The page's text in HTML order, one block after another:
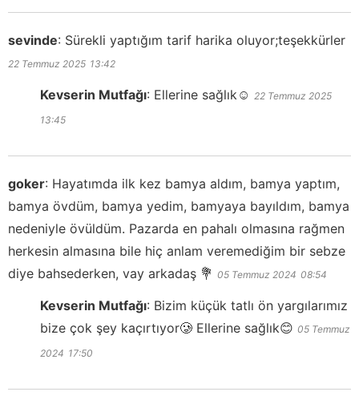
sevinde: Sürekli yaptığım tarif harika oluyor;teşekkürler
22 Temmuz 2025 13:42
Kevserin Mutfağı: Ellerine sağlık☺️ 22 Temmuz 2025
13:45
goker: Hayatımda ilk kez bamya aldım, bamya yaptım,
bamya övdüm, bamya yedim, bamyaya bayıldım, bamya
nedeniyle övüldüm. Pazarda en pahalı olmasına rağmen
herkesin almasına bile hiç anlam veremediğim bir sebze
diye bahsederken, vay arkadaş 💐 05 Temmuz 2024 08:54
Kevserin Mutfağı: Bizim küçük tatlı ön yargılarımız
bize çok şey kaçırtıyor🥲 Ellerine sağlık😊 05 Temmuz
2024 17:50